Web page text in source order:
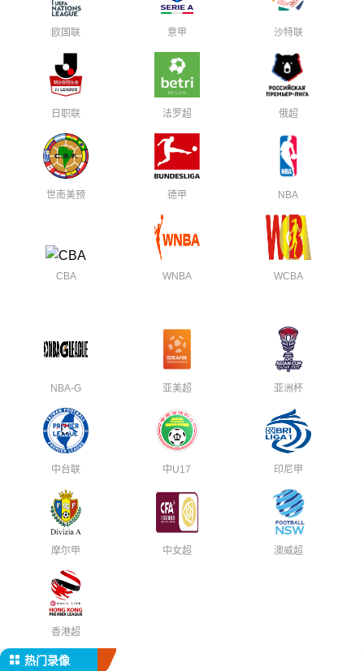
欧国联 意甲 沙特联
日职联 法罗超 俄超
世南美预 德甲 NBA
CBA WNBA WCBA
NBA-G 亚美超 亚洲杯
中台联 中U17 印尼甲
摩尔甲 中女超 澳威超
香港超
热门录像